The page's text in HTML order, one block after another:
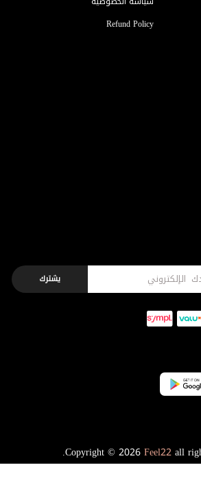
Refund Policy
يشترك
Copyright © 2026Feel22all